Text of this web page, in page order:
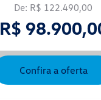
De: R$ 122.490,00
R$
Confira a oferta